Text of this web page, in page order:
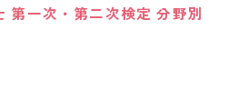
第一次・第二次検定 分野別